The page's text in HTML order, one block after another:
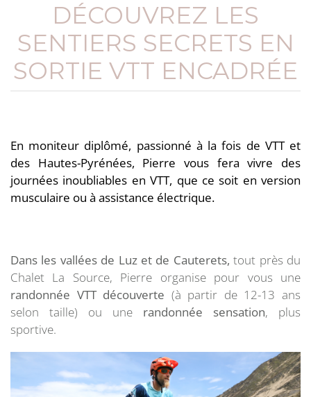
DÉCOUVREZ LES
SENTIERS SECRETS EN
SORTIE VTT ENCADRÉE
En moniteur diplômé, passionné à la fois de VTT et
des Hautes-Pyrénées, Pierre vous fera vivre des
journées inoubliables en VTT, que ce soit en version
musculaire ou à assistance électrique.
Dans les vallées de Luz et de Cauterets, tout près du
Chalet La Source, Pierre organise pour vous une
randonnée VTT découverte (à partir de 12-13 ans
selon taille) ou une randonnée sensation, plus
sportive.